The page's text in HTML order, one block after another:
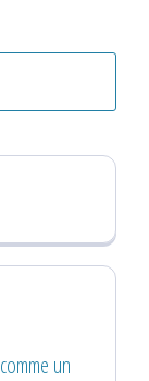
un